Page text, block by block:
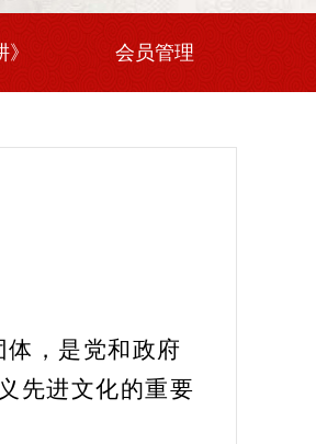
》 会员管理
，是党和政府
先进文化的重要